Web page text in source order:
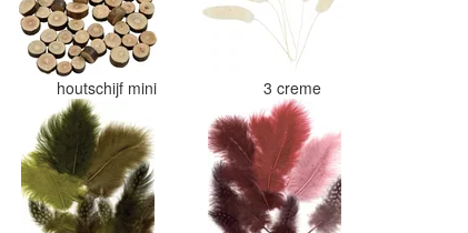
houtschijf mini 3 creme